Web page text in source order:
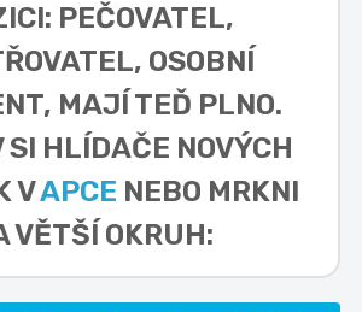
PEČOVATEL,
OSOBNÍ
MAJÍ TEĎ PLNO.
SI HLÍDAČE NOVÝCH
VAPCE NEBO MRKNI
VĚTŠÍ OKRUH: